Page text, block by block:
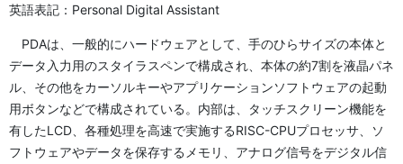
英語表記：Personal Digital Assistant
PDAは、一般的にハードウェアとして、手のひらサイズの本体と
データ入力用のスタイラスペンで構成され、本体の約7割を液晶パネ
ル、その他をカーソルキーやアプリケーションソフトウェアの起動
用ボタンなどで構成されている。内部は、タッチスクリーン機能を
有したLCD、各種処理を高速で実施するRISC-CPUプロセッサ、ソ
フトウェアやデータを保存するメモリ、アナログ信号をデジタル信